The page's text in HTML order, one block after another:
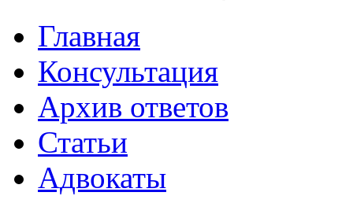
Главная
Консультация
Архив ответов
Статьи
Адвокаты